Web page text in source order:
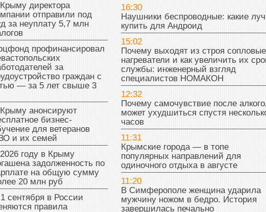
директора
отправили под
за неуплату 5,7 млн
профинансировал
за
граждан с
— за 5 лет свыше 3
анонсируют
бизнес-
для ветеранов
и их семей
году в Крыму
задолженность по
на общую сумму
20 млн руб
сентября в России
правила
16:30
Наушники беспроводные: какие
купить для Андроид
15:02
Почему выходят из строя сопловые
нагреватели и как увеличить их
службы: инженерный взгляд
специалистов НОМАКОН
12:32
Почему самочувствие после
может ухудшиться спустя
часов
11:31
Крымские города — в топе
популярных направлений для
одиночного отдыха в августе
11:20
В Симферополе женщина ударила
мужчину ножом в бедро. История
завершилась печально